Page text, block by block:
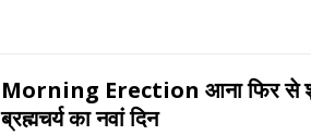
Morning Erection आना फिर से
ब्रह्मचर्य का नवां दिन